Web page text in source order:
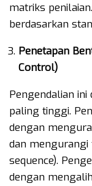
matriks
berdasarkan
Penetapan
Control)
Pengendalian
paling tinggi.
dengan
dan mengurangi
sequence).
dengan